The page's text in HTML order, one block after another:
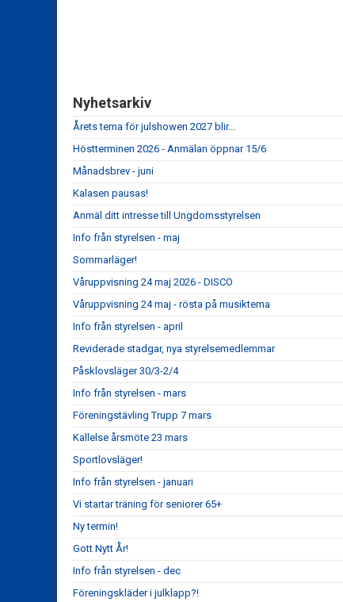
Nyhetsarkiv
Årets tema för julshowen 2027 blir...
Höstterminen 2026 - Anmälan öppnar 15/6
Månadsbrev - juni
Kalasen pausas!
Anmäl ditt intresse till Ungdomsstyrelsen
Info från styrelsen - maj
Sommarläger!
Våruppvisning 24 maj 2026 - DISCO
Våruppvisning 24 maj - rösta på musiktema
Info från styrelsen - april
Reviderade stadgar, nya styrelsemedlemmar
Påsklovsläger 30/3-2/4
Info från styrelsen - mars
Föreningstävling Trupp 7 mars
Kallelse årsmöte 23 mars
Sportlovsläger!
Info från styrelsen - januari
Vi startar träning för seniorer 65+
Ny termin!
Gott Nytt År!
Info från styrelsen - dec
Föreningskläder i julklapp?!